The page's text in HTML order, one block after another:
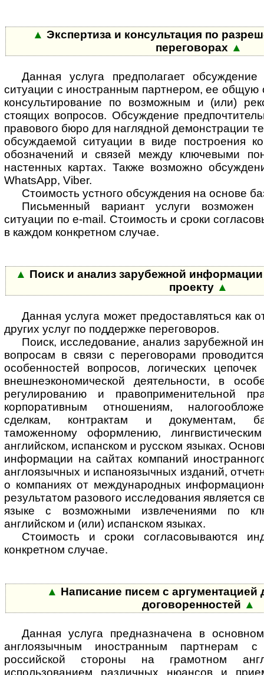
▲ Экспертиза и консультация по
переговорах ▲
Данная услуга предполагает
ситуации с иностранным партнером, ее общую
консультирование по возможным и (или)
стоящих вопросов. Обсуждение
правового бюро для наглядной демонстрации
обсуждаемой ситуации в виде построения
обозначений и связей между ключевыми
настенных картах. Также возможно
WhatsApp, Viber.
Стоимость устного обсуждения на основе
Письменный вариант услуги
ситуации по e-mail. Стоимость и сроки
в каждом конкретном случае.
▲ Поиск и анализ зарубежной информации
проекту ▲
Данная услуга может предоставляться как
других услуг по поддержке переговоров.
Поиск, исследование, анализ зарубежной
вопросам в связи с переговорами
особенностей вопросов, логических
внешнеэкономической деятельности, в
регулированию и правоприменительной
корпоративным отношениям,
сделкам, контрактам и документам,
таможенному оформлению,
английском, испанском и русском языках.
информации на сайтах компаний
англоязычных и испаноязычных изданий,
о компаниях от международных
результатом разового исследования является
языке с возможными извлечениями по
английском и (или) испанском языках.
Стоимость и сроки согласовываются
конкретном случае.
▲ Написание писем с аргументацией
договоренностей ▲
Данная услуга предназначена в
англоязычным иностранным партнерам
российской стороны на грамотном
использованием различных нюансов и